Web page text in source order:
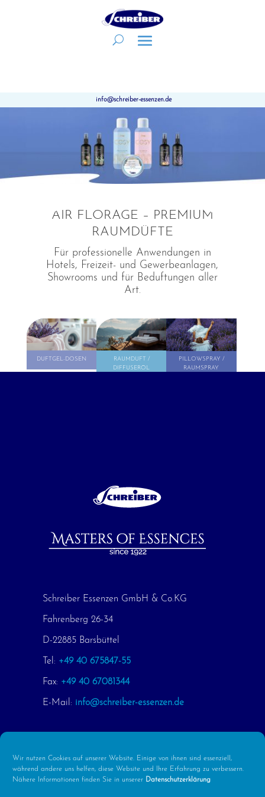
Wir nutzen Cookies auf unserer Website. Einige von ihnen sind essenziell,
während andere uns helfen, diese Website und Ihre Erfahrung zu verbessern.
Nähere Informationen finden Sie in unserer Datenschutzerklärung
info@schreiber-essenzen.de
AIR FLORAGE – PREMIUM
RAUMDÜFTE
Für professionelle Anwendungen in
Hotels, Freizeit- und Gewerbeanlagen,
Showrooms und für Beduftungen aller
Art.
⊕
DUFTGEL-DOSEN ⊕
RAUMDUFT /
DIFFUSERÖL
⊕
PILLOWSPRAY /
RAUMSPRAY
Schreiber Essenzen GmbH & Co.KG
Fahrenberg 26-34
D-22885 Barsbüttel
Tel: +49 40 675847-55
Fax: +49 40 67081344
E-Mail: info@schreiber-essenzen.de
Florage